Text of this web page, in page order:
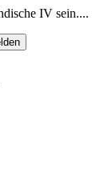
IV sein....